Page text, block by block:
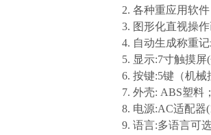
2. 各种重应用软
3. 图形化直视操
4. 自动生成称重
5. 显示:7寸触摸
6. 按键:5键（机
7. 外壳: ABS塑料
8. 电源:AC适配
9. 语言:多语言可